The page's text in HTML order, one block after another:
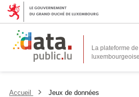
La plateforme
Accueil Jeux de données